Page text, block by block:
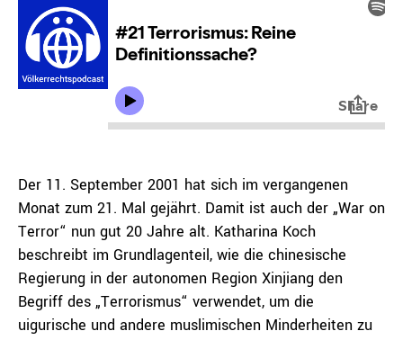
Der 11. September 2001 hat sich im vergangenen
Monat zum 21. Mal gejährt. Damit ist auch der „War on
Terror“ nun gut 20 Jahre alt. Katharina Koch
beschreibt im Grundlagenteil, wie die chinesische
Regierung in der autonomen Region Xinjiang den
Begriff des „Terrorismus“ verwendet, um die
uigurische und andere muslimischen Minderheiten zu